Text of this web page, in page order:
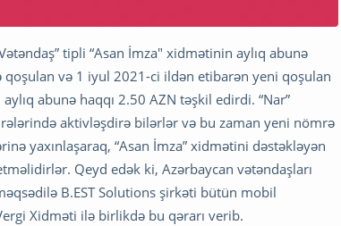
tipli “Asan İmza" xidmətinin aylıq abunə
və 1 iyul 2021-ci ildən etibarən yeni qoşulan
abunə haqqı 2.50 AZN təşkil edirdi. “Nar”
aktivləşdirə bilərlər və bu zaman yeni nömrə
yaxınlaşaraq, “Asan İmza” xidmətini dəstəkləyən
Qeyd edək ki, Azərbaycan vətəndaşları
B.EST Solutions şirkəti bütün mobil
Xidməti ilə birlikdə bu qərarı verib.